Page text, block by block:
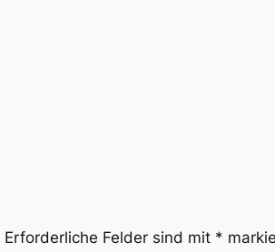
Erforderliche Felder sind mit *